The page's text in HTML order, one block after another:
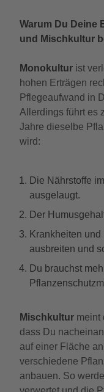
Warum Du Deine
und Mischkultur
Monokultur ist
hohen Erträgen
Pflegeaufwand in
Allerdings führt es
Jahre dieselbe
wird:
Die Nährstoffe
ausgelaugt.
Der
Krankheiten
ausbreiten und
Du brauchst
Mischkultur meint
dass Du
auf einer Fläche
verschiedene
anbauen. So